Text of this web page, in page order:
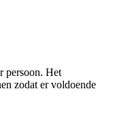
persoon. Het
zodat er voldoende